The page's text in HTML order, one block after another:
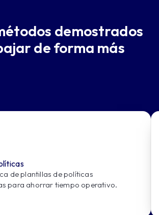
demostrados
de forma más
de plantillas de políticas
para ahorrar tiempo operativo.